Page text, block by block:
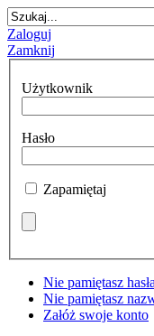
Zaloguj
Zamknij
Użytkownik
Hasło
Zapamiętaj
Nie pamiętasz
Nie pamiętasz
Załóż swoje konto